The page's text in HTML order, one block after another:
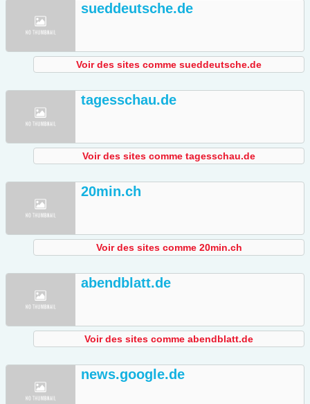
sueddeutsche.de
Voir des sites comme sueddeutsche.de
tagesschau.de
Voir des sites comme tagesschau.de
20min.ch
Voir des sites comme 20min.ch
abendblatt.de
Voir des sites comme abendblatt.de
news.google.de